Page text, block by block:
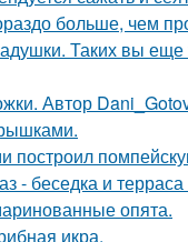
больше, чем
Таких вы еще
Автор
построил
- беседка и
опята.
икра.